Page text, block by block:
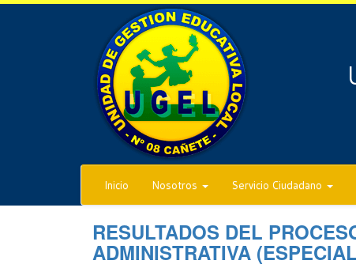
Inicio Nosotros Servicio Ciudadano
RESULTADOS DEL
ADMINISTRATIVA